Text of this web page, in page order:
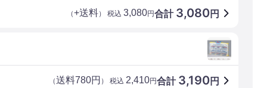
合計 3,080円
（+送料） 税込 3,080円
合計 3,190円
（送料780円 ） 税込 2,410円